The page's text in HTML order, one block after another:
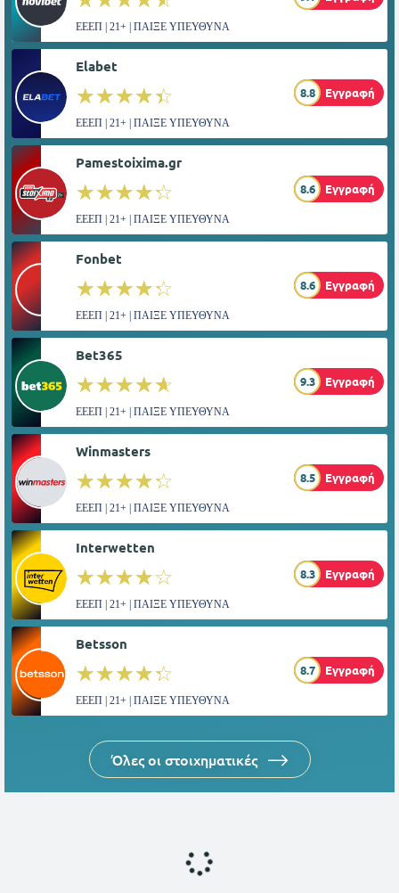
ΕΕΕΠ | 21+ | ΠΑΙΞΕ ΥΠΕΥΘΥΝΑ
Elabet
☆☆☆☆☆
★★★★★ 8.8 Εγγραφή
ΕΕΕΠ | 21+ | ΠΑΙΞΕ ΥΠΕΥΘΥΝΑ
Pamestoixima.gr
☆☆☆☆☆
★★★★★ 8.6 Εγγραφή
ΕΕΕΠ | 21+ | ΠΑΙΞΕ ΥΠΕΥΘΥΝΑ
Fonbet
☆☆☆☆☆
★★★★★ 8.6 Εγγραφή
ΕΕΕΠ | 21+ | ΠΑΙΞΕ ΥΠΕΥΘΥΝΑ
Bet365
☆☆☆☆☆
★★★★★ 9.3 Εγγραφή
ΕΕΕΠ | 21+ | ΠΑΙΞΕ ΥΠΕΥΘΥΝΑ
Winmasters
☆☆☆☆☆
★★★★★ 8.5 Εγγραφή
ΕΕΕΠ | 21+ | ΠΑΙΞΕ ΥΠΕΥΘΥΝΑ
Interwetten
☆☆☆☆☆
★★★★★ 8.3 Εγγραφή
ΕΕΕΠ | 21+ | ΠΑΙΞΕ ΥΠΕΥΘΥΝΑ
Betsson
☆☆☆☆☆
★★★★★ 8.7 Εγγραφή
ΕΕΕΠ | 21+ | ΠΑΙΞΕ ΥΠΕΥΘΥΝΑ
Όλες οι στοιχηματικές